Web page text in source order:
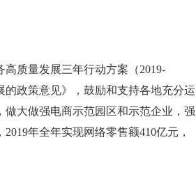
质量发展三年行动方案（2019-
的政策意见》，鼓励和支持各地充分运
大做强电商示范园区和示范企业，强
年全年实现网络零售额410亿元，